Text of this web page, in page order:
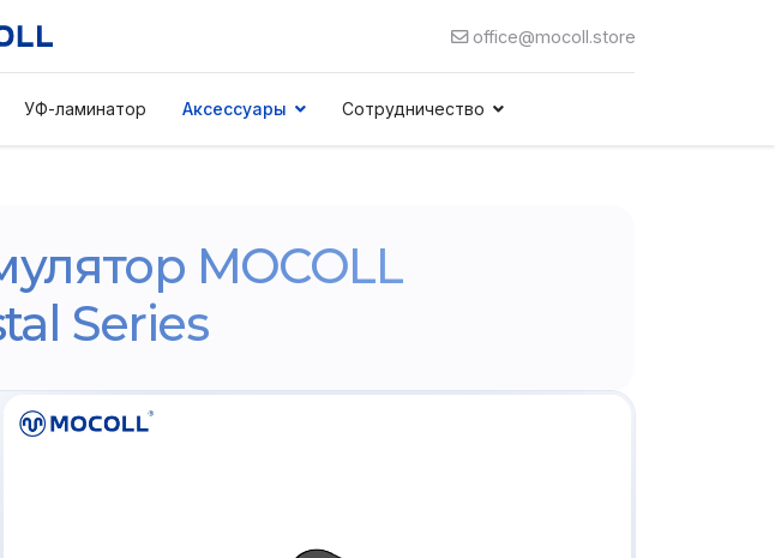
office@mocoll.store
УФ-ламинатор Аксессуары Сотрудничество
MOCOLL
Series